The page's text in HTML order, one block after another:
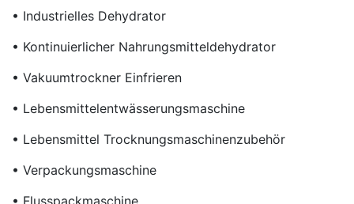
• Industrielles Dehydrator
• Kontinuierlicher Nahrungsmitteldehydrator
• Vakuumtrockner Einfrieren
• Lebensmittelentwässerungsmaschine
• Lebensmittel Trocknungsmaschinenzubehör
• Verpackungsmaschine
• Flusspackmaschine